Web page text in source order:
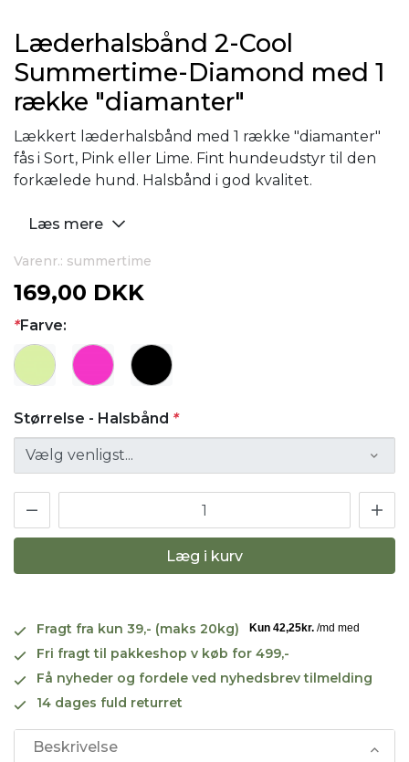
Læderhalsbånd 2-Cool
Summertime-Diamond med 1
række "diamanter"
Lækkert læderhalsbånd med 1 række "diamanter"
fås i Sort, Pink eller Lime. Fint hundeudstyr til den
forkælede hund. Halsbånd i god kvalitet.
Læs mere
Varenr.: summertime
169,00 DKK
*Farve:
Størrelse - Halsbånd *
Læg i kurv
Fragt fra kun 39,- (maks 20kg)
Fri fragt til pakkeshop v køb for 499,-
Få nyheder og fordele ved nyhedsbrev tilmelding
14 dages fuld returret
Beskrivelse